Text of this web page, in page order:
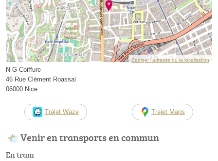
Corriger l’adresse ou la localisation
N G Coiffure
46 Rue Clément Roassal
06000 Nice
Trajet Waze Trajet Maps
Venir en transports en commun
En tram